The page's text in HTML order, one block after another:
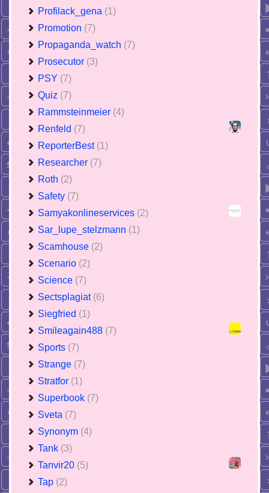
Profilack_gena (1)
Promotion (7)
Propaganda_watch (7)
Prosecutor (3)
PSY (7)
Quiz (7)
Rammsteinmeier (4)
Renfeld (7)
ReporterBest (1)
Researcher (7)
Roth (2)
Safety (7)
Samyakonlineservices (2)
Sar_lupe_stelzmann (1)
Scamhouse (2)
Scenario (2)
Science (7)
Sectsplagiat (6)
Siegfried (1)
Smileagain488 (7)
Sports (7)
Strange (7)
Stratfor (1)
Superbook (7)
Sveta (7)
Synonym (4)
Tank (3)
Tanvir20 (5)
Tap (2)